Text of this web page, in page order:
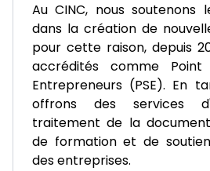
Au CINC, nous soutenons
dans la création de
pour cette raison, depuis
accrédités comme
Entrepreneurs (PSE). En
offrons des services
traitement de la
de formation et de
des entreprises.